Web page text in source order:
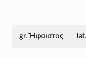
Ἥφαιστος